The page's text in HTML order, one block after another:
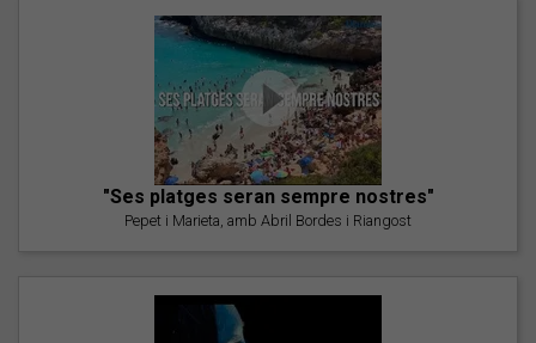
"Ses platges seran sempre nostres"
Pepet i Marieta, amb Abril Bordes i Riangost